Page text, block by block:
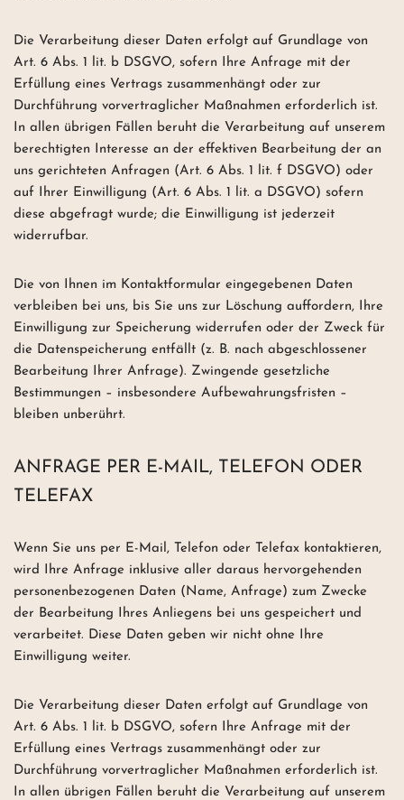
Die Verarbeitung dieser Daten erfolgt auf Grundlage von
Art. 6 Abs. 1 lit. b DSGVO, sofern Ihre Anfrage mit der
Erfüllung eines Vertrags zusammenhängt oder zur
Durchführung vorvertraglicher Maßnahmen erforderlich ist.
In allen übrigen Fällen beruht die Verarbeitung auf unserem
berechtigten Interesse an der effektiven Bearbeitung der an
uns gerichteten Anfragen (Art. 6 Abs. 1 lit. f DSGVO) oder
auf Ihrer Einwilligung (Art. 6 Abs. 1 lit. a DSGVO) sofern
diese abgefragt wurde; die Einwilligung ist jederzeit
widerrufbar.
Die von Ihnen im Kontaktformular eingegebenen Daten
verbleiben bei uns, bis Sie uns zur Löschung auffordern, Ihre
Einwilligung zur Speicherung widerrufen oder der Zweck für
die Datenspeicherung entfällt (z. B. nach abgeschlossener
Bearbeitung Ihrer Anfrage). Zwingende gesetzliche
Bestimmungen – insbesondere Aufbewahrungsfristen –
bleiben unberührt.
ANFRAGE PER E-MAIL, TELEFON ODER
TELEFAX
Wenn Sie uns per E-Mail, Telefon oder Telefax kontaktieren,
wird Ihre Anfrage inklusive aller daraus hervorgehenden
personenbezogenen Daten (Name, Anfrage) zum Zwecke
der Bearbeitung Ihres Anliegens bei uns gespeichert und
verarbeitet. Diese Daten geben wir nicht ohne Ihre
Einwilligung weiter.
Die Verarbeitung dieser Daten erfolgt auf Grundlage von
Art. 6 Abs. 1 lit. b DSGVO, sofern Ihre Anfrage mit der
Erfüllung eines Vertrags zusammenhängt oder zur
Durchführung vorvertraglicher Maßnahmen erforderlich ist.
In allen übrigen Fällen beruht die Verarbeitung auf unserem